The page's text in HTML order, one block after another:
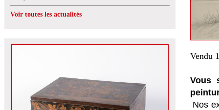
Voir toutes les actualités
Vendu
Vous
Nos